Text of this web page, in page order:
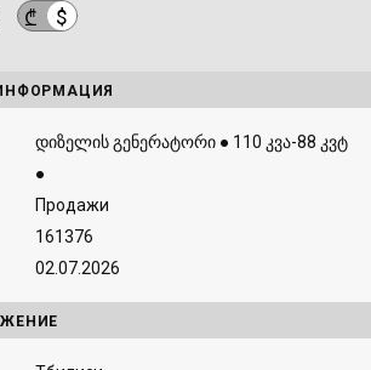
₾ $
დიზელის გენერატორი ● 110 კვა-88 კვტ
●
Продажи
161376
02.07.2026